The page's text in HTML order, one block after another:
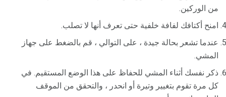
من الوركين.
امنح أكتافك لفافة خلفية حتى تعرف أنها لا تصلب.
عندما تشعر بحالة جيدة ، على التوالي ، قم بالضغط على جهاز
المشي.
ذكر نفسك أثناء المشي للحفاظ على هذا الوضع المستقيم. في
كل مرة تقوم بتغيير وتيرة أو انحدر ، والتحقق من الموقف